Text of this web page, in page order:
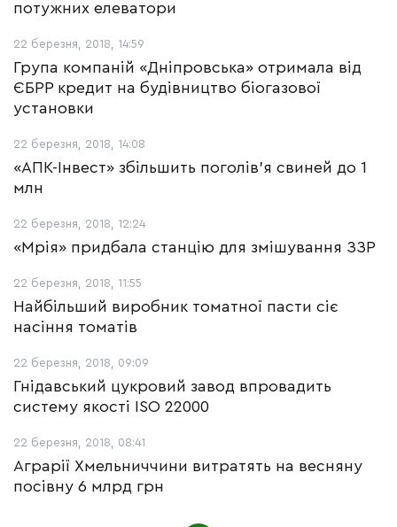
потужних елеватори
22 березня, 2018, 14:59
Група компаній «Дніпровська» отримала від
ЄБРР кредит на будівництво біогазової
установки
22 березня, 2018, 14:08
«АПК-Інвест» збільшить поголів'я свиней до 1
млн
22 березня, 2018, 12:24
«Мрія» придбала станцію для змішування ЗЗР
22 березня, 2018, 11:55
Найбільший виробник томатної пасти сіє
насіння томатів
22 березня, 2018, 09:09
Гнідавський цукровий завод впровадить
систему якості ISO 22000
22 березня, 2018, 08:41
Аграрії Хмельниччини витратять на весняну
посівну 6 млрд грн